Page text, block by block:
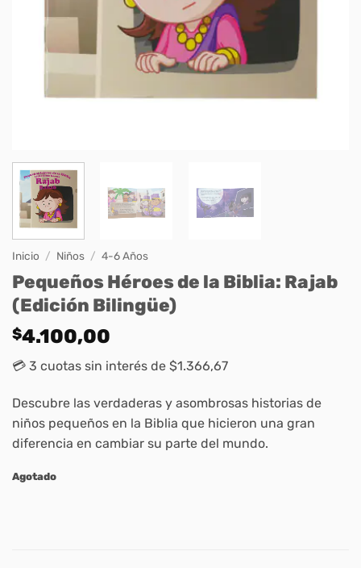
Inicio / Niños / 4-6 Años
Pequeños Héroes de la Biblia: Rajab
(Edición Bilingüe)
$4.100,00
💳 3 cuotas sin interés de $1.366,67
Descubre las verdaderas y asombrosas historias de
niños pequeños en la Biblia que hicieron una gran
diferencia en cambiar su parte del mundo.
Agotado